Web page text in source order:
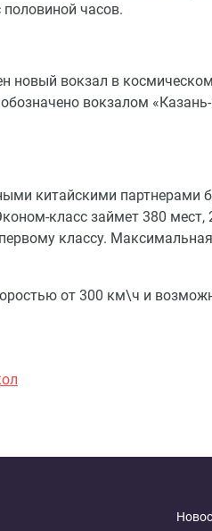
половиной часов.
новый вокзал в
вокзалом
китайскими партнерами
класс займет 380 мест,
классу.
от 300 км\ч и